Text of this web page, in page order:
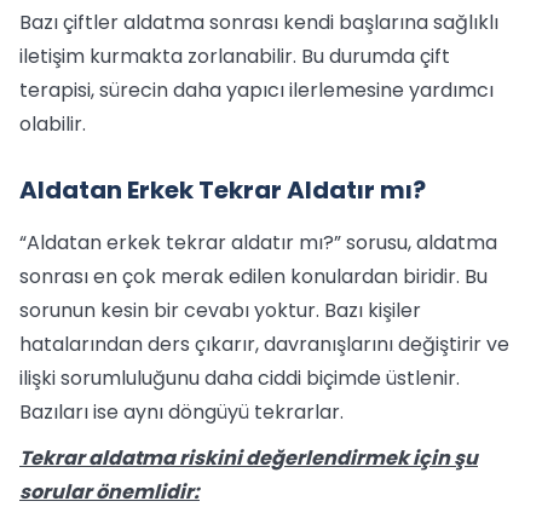
Bazı çiftler aldatma sonrası kendi başlarına sağlıklı
iletişim kurmakta zorlanabilir. Bu durumda çift
terapisi, sürecin daha yapıcı ilerlemesine yardımcı
olabilir.
Aldatan Erkek Tekrar Aldatır mı?
“Aldatan erkek tekrar aldatır mı?” sorusu, aldatma
sonrası en çok merak edilen konulardan biridir. Bu
sorunun kesin bir cevabı yoktur. Bazı kişiler
hatalarından ders çıkarır, davranışlarını değiştirir ve
ilişki sorumluluğunu daha ciddi biçimde üstlenir.
Bazıları ise aynı döngüyü tekrarlar.
Tekrar aldatma riskini değerlendirmek için şu
sorular önemlidir: